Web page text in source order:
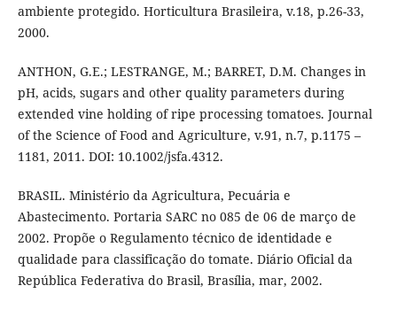
ambiente protegido. Horticultura Brasileira, v.18, p.26-33,
2000.
ANTHON, G.E.; LESTRANGE, M.; BARRET, D.M. Changes in
pH, acids, sugars and other quality parameters during
extended vine holding of ripe processing tomatoes. Journal
of the Science of Food and Agriculture, v.91, n.7, p.1175 –
1181, 2011. DOI: 10.1002/jsfa.4312.
BRASIL. Ministério da Agricultura, Pecuária e
Abastecimento. Portaria SARC no 085 de 06 de março de
2002. Propõe o Regulamento técnico de identidade e
qualidade para classificação do tomate. Diário Oficial da
República Federativa do Brasil, Brasília, mar, 2002.